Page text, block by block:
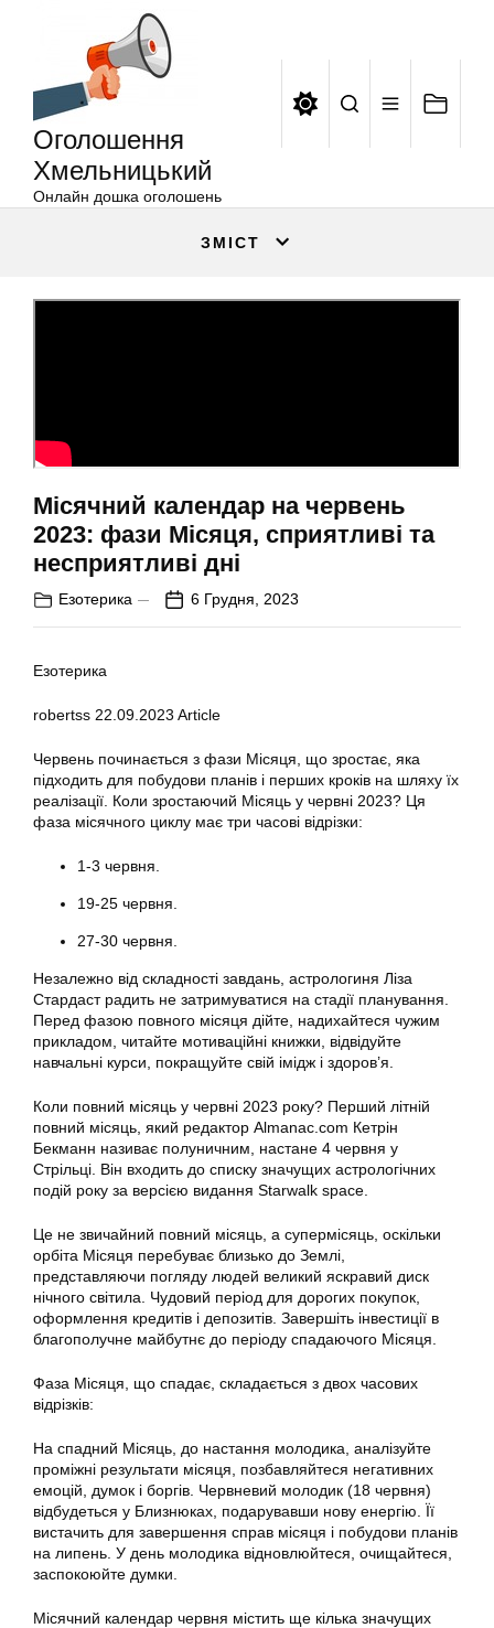
Оголошення
Хмельницький
Онлайн дошка оголошень
ЗМІСТ
Місячний календар на червень
2023: фази Місяця, сприятливі та
несприятливі дні
Езотерика 6 Грудня, 2023
Езотерика
robertss 22.09.2023 Article
Червень починається з фази Місяця, що зростає, яка
підходить для побудови планів і перших кроків на шляху їх
реалізації. Коли зростаючий Місяць у червні 2023? Ця
фаза місячного циклу має три часові відрізки:
1-3 червня.
19-25 червня.
27-30 червня.
Незалежно від складності завдань, астрологиня Ліза
Стардаст радить не затримуватися на стадії планування.
Перед фазою повного місяця дійте, надихайтеся чужим
прикладом, читайте мотиваційні книжки, відвідуйте
навчальні курси, покращуйте свій імідж і здоров’я.
Коли повний місяць у червні 2023 року? Перший літній
повний місяць, який редактор Аlmanac.com Кетрін
Бекманн називає полуничним, настане 4 червня у
Стрільці. Він входить до списку значущих астрологічних
подій року за версією видання Starwalk space.
Це не звичайний повний місяць, а супермісяць, оскільки
орбіта Місяця перебуває близько до Землі,
представляючи погляду людей великий яскравий диск
нічного світила. Чудовий період для дорогих покупок,
оформлення кредитів і депозитів. Завершіть інвестиції в
благополучне майбутнє до періоду спадаючого Місяця.
Фаза Місяця, що спадає, складається з двох часових
відрізків:
На спадний Місяць, до настання молодика, аналізуйте
проміжні результати місяця, позбавляйтеся негативних
емоцій, думок і боргів. Червневий молодик (18 червня)
відбудеться у Близнюках, подарувавши нову енергію. Її
вистачить для завершення справ місяця і побудови планів
на липень. У день молодика відновлюйтеся, очищайтеся,
заспокоюйте думки.
Місячний календар червня містить ще кілька значущих